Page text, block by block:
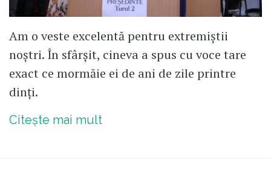
Am o veste excelentă pentru extremiștii
noștri. În sfârșit, cineva a spus cu voce tare
exact ce mormăie ei de ani de zile printre
dinți.
Citește mai mult